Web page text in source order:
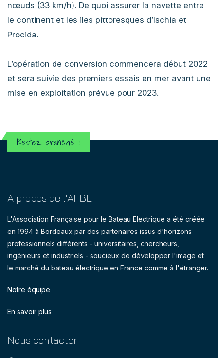
nœuds (33 km/h). De quoi assurer la navette entre
le continent et les iles pittoresques d’Ischia et
Procida.
L’opération de conversion commencera début 2022
et sera suivie des premiers essais en mer avant une
mise en exploitation prévue pour 2023.
Restez branché !
A propos de l'AFBE
L'Association Française pour le Bateau Electrique a été créée
en 1994 à Bordeaux par des partenaires issus d'horizons
professionnels différents - universitaires, chercheurs,
ingénieurs et industriels - soucieux de développer l'image et
le marché du bateau électrique en France comme à l'étranger.
Notre équipe
En savoir plus
Nous contacter